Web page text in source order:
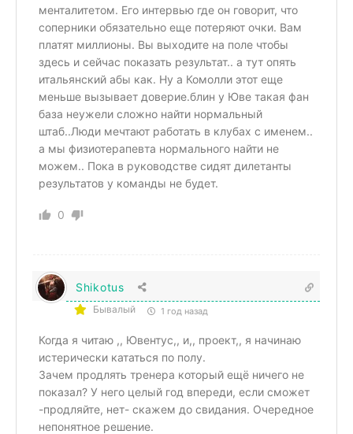
менталитетом. Его интервью где он говорит, что
соперники обязательно еще потеряют очки. Вам
платят миллионы. Вы выходите на поле чтобы
здесь и сейчас показать результат.. а тут опять
итальянский абы как. Ну а Комолли этот еще
меньше вызывает доверие.блин у Юве такая фан
база неужели сложно найти нормальный
штаб..Люди мечтают работать в клубах с именем..
а мы физиотерапевта нормального найти не
можем.. Пока в руководстве сидят дилетанты
результатов у команды не будет.
0
Shikotus
Бывалый 1 год назад
Когда я читаю ,, Ювентус,, и,, проект,, я начинаю
истерически кататься по полу.
Зачем продлять тренера который ещё ничего не
показал? У него целый год впереди, если сможет
-продляйте, нет- скажем до свидания. Очередное
непонятное решение.